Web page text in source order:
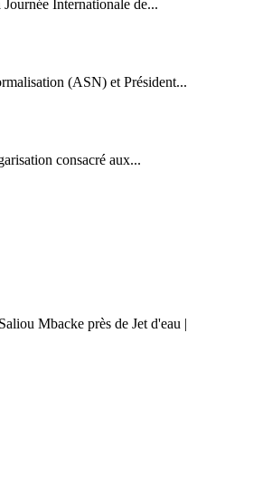
Internationale de...
(ASN) et Président...
consacré aux...
Mbacke près de Jet d'eau |